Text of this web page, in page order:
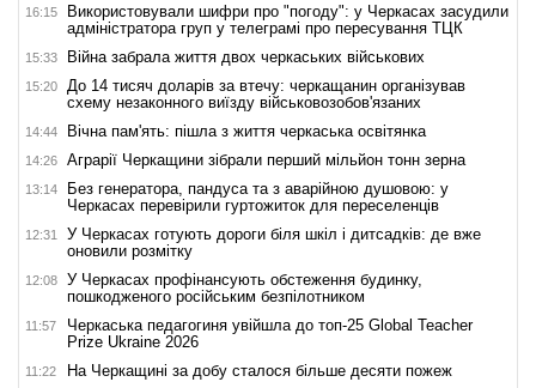
16:15
Використовували шифри про "погоду": у Черкасах засудили
адміністратора груп у телеграмі про пересування ТЦК
15:33 Війна забрала життя двох черкаських військових
15:20
До 14 тисяч доларів за втечу: черкащанин організував
схему незаконного виїзду військовозобов'язаних
14:44 Вічна пам'ять: пішла з життя черкаська освітянка
14:26 Аграрії Черкащини зібрали перший мільйон тонн зерна
13:14
Без генератора, пандуса та з аварійною душовою: у
Черкасах перевірили гуртожиток для переселенців
12:31
У Черкасах готують дороги біля шкіл і дитсадків: де вже
оновили розмітку
12:08
У Черкасах профінансують обстеження будинку,
пошкодженого російським безпілотником
11:57
Черкаська педагогиня увійшла до топ-25 Global Teacher
Prize Ukraine 2026
11:22 На Черкащині за добу сталося більше десяти пожеж